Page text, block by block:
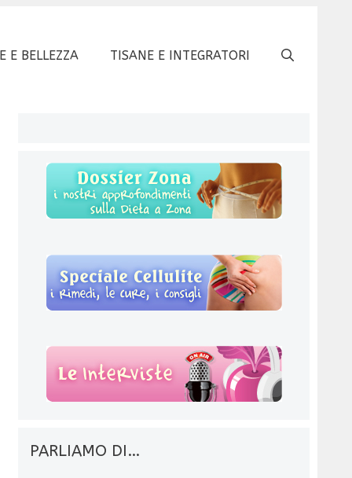
E BELLEZZA TISANE E INTEGRATORI
PARLIAMO DI…